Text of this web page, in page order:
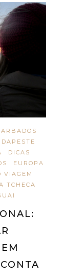
DICAS
EUROPA
VIAGEM
TCHECA